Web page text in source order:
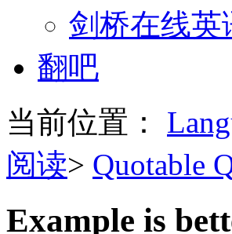
剑桥在线英
翻吧
当前位置：
阅读> Quotable
Example is